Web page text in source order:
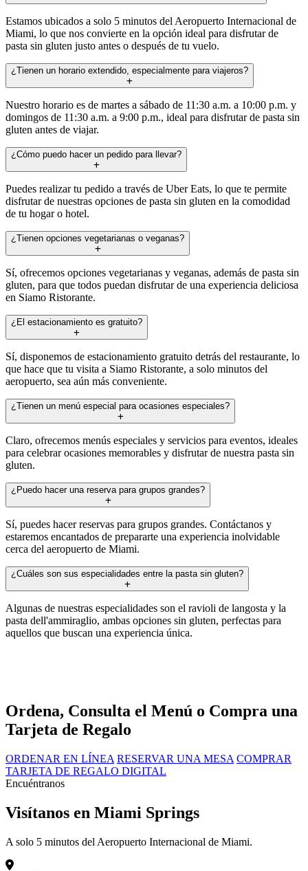
Estamos ubicados a solo 5 minutos del Aeropuerto Internacional de
Miami, lo que nos convierte en la opción ideal para disfrutar de
pasta sin gluten justo antes o después de tu vuelo.
¿Tienen un horario extendido, especialmente para viajeros?
Nuestro horario es de martes a sábado de 11:30 a.m. a 10:00 p.m. y
domingos de 11:30 a.m. a 9:00 p.m., ideal para disfrutar de pasta sin
gluten antes de viajar.
¿Cómo puedo hacer un pedido para llevar?
Puedes realizar tu pedido a través de Uber Eats, lo que te permite
disfrutar de nuestras opciones de pasta sin gluten en la comodidad
de tu hogar o hotel.
¿Tienen opciones vegetarianas o veganas?
Sí, ofrecemos opciones vegetarianas y veganas, además de pasta sin
gluten, para que todos puedan disfrutar de una experiencia deliciosa
en Siamo Ristorante.
¿El estacionamiento es gratuito?
Sí, disponemos de estacionamiento gratuito detrás del restaurante, lo
que hace que tu visita a Siamo Ristorante, a solo minutos del
aeropuerto, sea aún más conveniente.
¿Tienen un menú especial para ocasiones especiales?
Claro, ofrecemos menús especiales y servicios para eventos, ideales
para celebrar ocasiones memorables y disfrutar de nuestra pasta sin
gluten.
¿Puedo hacer una reserva para grupos grandes?
Sí, puedes hacer reservas para grupos grandes. Contáctanos y
estaremos encantados de prepararte una experiencia inolvidable
cerca del aeropuerto de Miami.
¿Cuáles son sus especialidades entre la pasta sin gluten?
Algunas de nuestras especialidades son el ravioli de langosta y la
pasta dell'ammiraglio, ambas opciones sin gluten, perfectas para
aquellos que buscan una experiencia única.
Ordena, Consulta el Menú o Compra una
Tarjeta de Regalo
ORDENAR EN LÍNEA RESERVAR UNA MESA COMPRAR
TARJETA DE REGALO DIGITAL
Encuéntranos
Visítanos en Miami Springs
A solo 5 minutos del Aeropuerto Internacional de Miami.